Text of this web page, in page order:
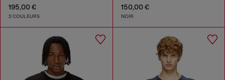
195,00 €
2 COULEURS
150,00 €
NOIR